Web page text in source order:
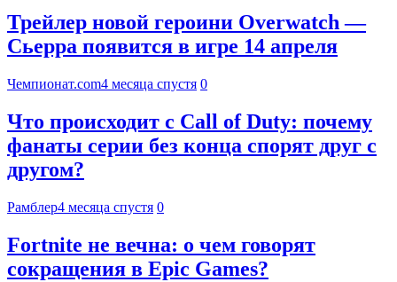
Трейлер новой героини Overwatch —
Сьерра появится в игре 14 апреля
Чемпионат.com4 месяца спустя 0
Что происходит с Call of Duty: почему
фанаты серии без конца спорят друг с
другом?
Рамблер4 месяца спустя 0
Fortnite не вечна: о чем говорят
сокращения в Epic Games?